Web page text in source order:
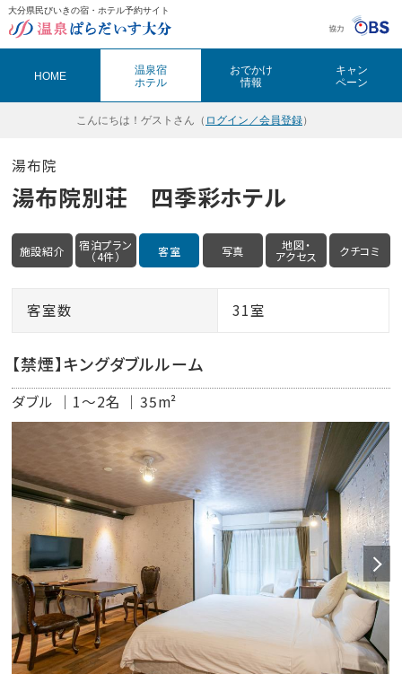
大分県民びいきの宿・ホテル予約サイト
HOME
温泉宿
ホテル
おでかけ
情報
キャン
ペーン
こんにちは！ ゲストさん（ ログイン／会員登録）
湯布院
湯布院別荘 四季彩ホテル
施設紹介 宿泊プラン
（4件） 客室 写真 地図・
アクセス クチコミ
客室数 31室
【禁煙】キングダブルルーム
ダブル 1～2名 35m²